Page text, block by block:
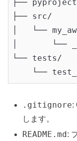
├──
├── src/
│   └──
│       └──
└── tests/
.gitignore:
します。
README.md: